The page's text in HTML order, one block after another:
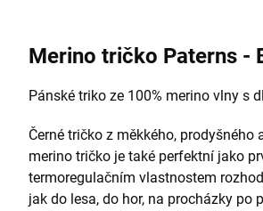
Merino tričko Paterns -
Pánské triko ze 100% merino vlny s
Černé tričko z měkkého, prodyšného
merino tričko je také perfektní jako
termoregulačním vlastnostem
jak do lesa, do hor, na procházky po